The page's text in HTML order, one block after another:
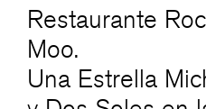
Restaurante
Moo.
Una Estrella